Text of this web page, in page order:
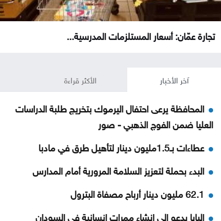
تجارة عمّان: أسعار المستلزمات المدرسية...
آخر الأخبار الأكثر قراءة
المحافظة يرعى احتفال اليرموك بتخريج طلبة الدراسات
العليا ضمن الفوج الذهبي - صور
عطاءات بـ1.5مليون دينار لتأهيل طرق في مادبا
البدء بحملة لتعزيز السلامة المرورية أمام المدارس
62.1 مليون دينار أرباح مصفاة البترول
البابا يدعو إلى إنشاء ممرات إنسانية في السودان